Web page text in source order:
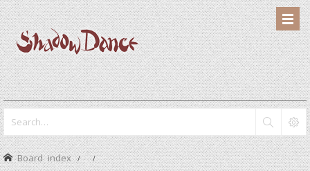
Board index